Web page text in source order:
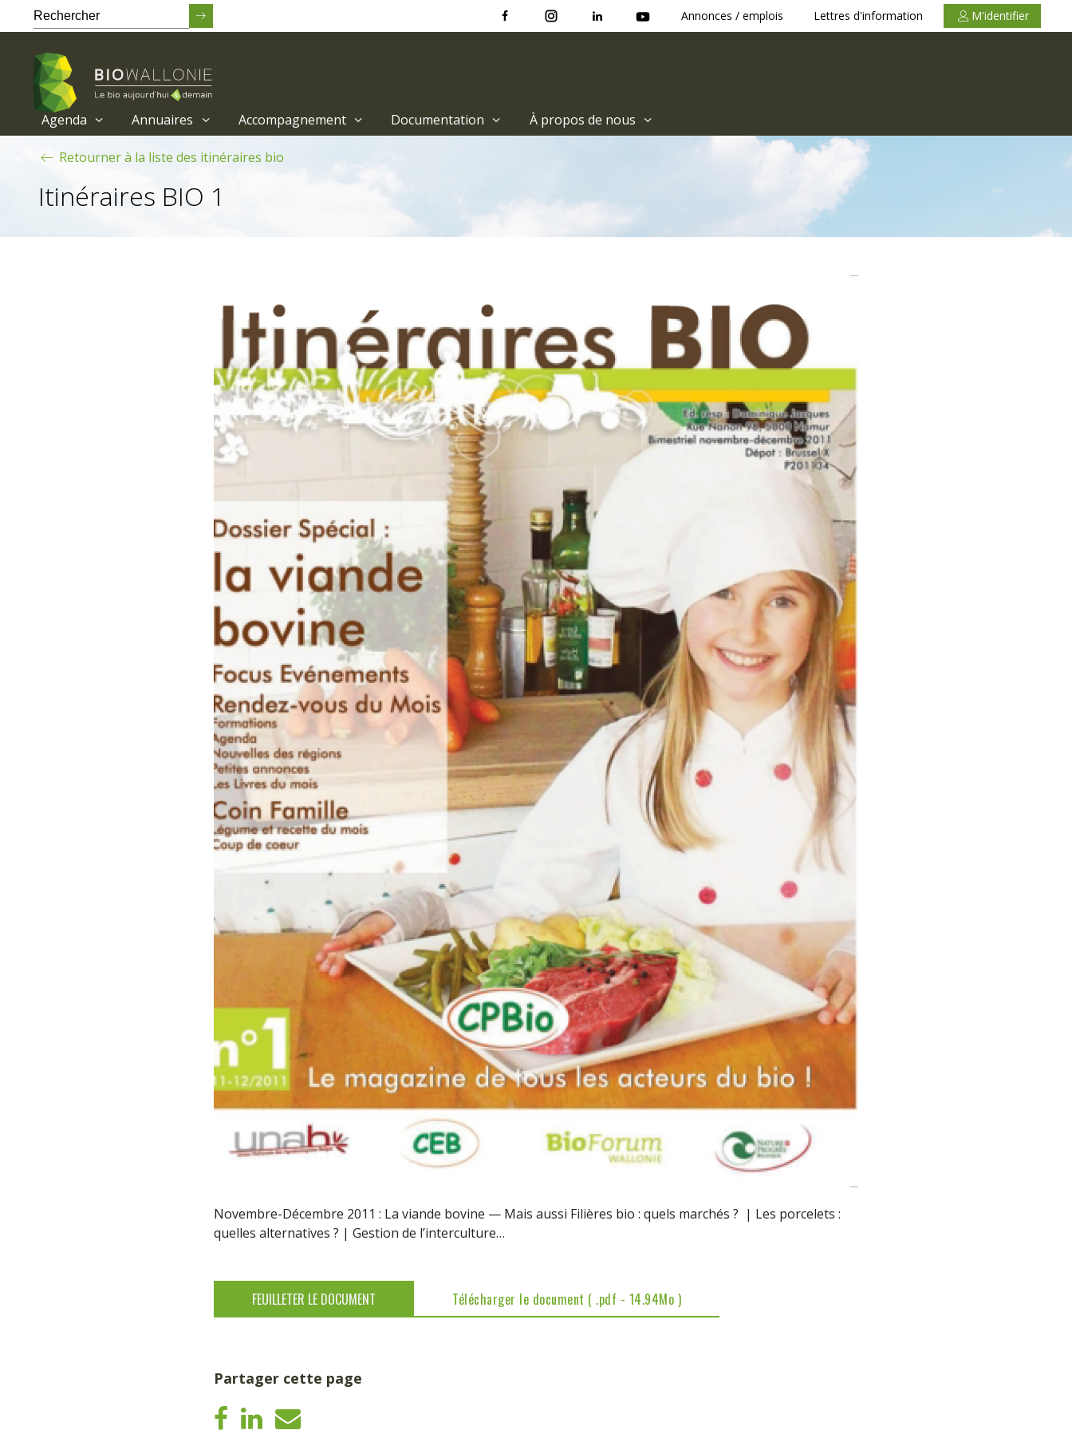
principal
Annonces / emplois Lettres d'information M'identifier
Agenda Annuaires Accompagnement Documentation À propos de nous
Itinéraires BIO 1
Retourner à la liste des itinéraires bio
Novembre-Décembre 2011 : La viande bovine — Mais aussi Filières bio : quels marchés ? | Les porcelets :
quelles alternatives ? | Gestion de l’interculture…
FEUILLETER LE DOCUMENT Télécharger le document ( .pdf - 14.94Mo )
Partager cette page